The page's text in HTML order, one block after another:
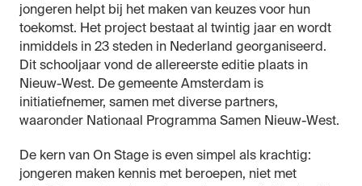
jongeren helpt bij het maken van keuzes voor hun
toekomst. Het project bestaat al twintig jaar en wordt
inmiddels in 23 steden in Nederland georganiseerd.
Dit schooljaar vond de allereerste editie plaats in
Nieuw-West. De gemeente Amsterdam is
initiatiefnemer, samen met diverse partners,
waaronder Nationaal Programma Samen Nieuw-West.
De kern van On Stage is even simpel als krachtig:
jongeren maken kennis met beroepen, niet met